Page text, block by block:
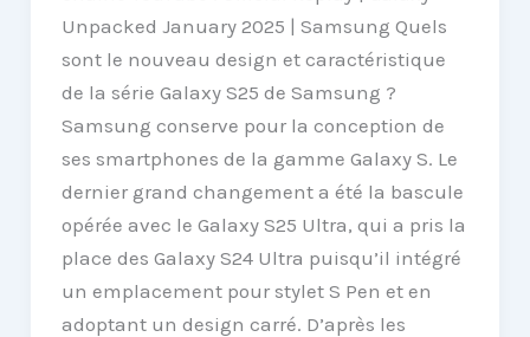
Unpacked January 2025 | Samsung Quels
sont le nouveau design et caractéristique
de la série Galaxy S25 de Samsung ?
Samsung conserve pour la conception de
ses smartphones de la gamme Galaxy S. Le
dernier grand changement a été la bascule
opérée avec le Galaxy S25 Ultra, qui a pris la
place des Galaxy S24 Ultra puisqu’il intégré
un emplacement pour stylet S Pen et en
adoptant un design carré. D’après les